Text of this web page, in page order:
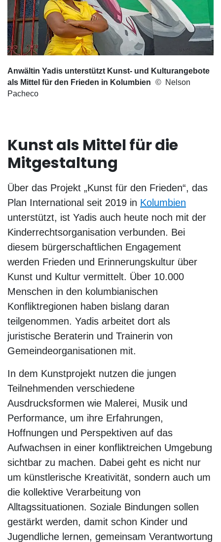
Anwältin Yadis unterstützt Kunst- und Kulturangebote
als Mittel für den Frieden in Kolumbien
Nelson
Pacheco
Kunst als Mittel für die
Mitgestaltung
Über das Projekt „Kunst für den Frieden“, das
Plan International seit 2019 in Kolumbien
unterstützt, ist Yadis auch heute noch mit der
Kinderrechtsorganisation verbunden. Bei
diesem bürgerschaftlichen Engagement
werden Frieden und Erinnerungskultur über
Kunst und Kultur vermittelt. Über 10.000
Menschen in den kolumbianischen
Konfliktregionen haben bislang daran
teilgenommen. Yadis arbeitet dort als
juristische Beraterin und Trainerin von
Gemeindeorganisationen mit.
In dem Kunstprojekt nutzen die jungen
Teilnehmenden verschiedene
Ausdrucksformen wie Malerei, Musik und
Performance, um ihre Erfahrungen,
Hoffnungen und Perspektiven auf das
Aufwachsen in einer konfliktreichen Umgebung
sichtbar zu machen. Dabei geht es nicht nur
um künstlerische Kreativität, sondern auch um
die kollektive Verarbeitung von
Alltagssituationen. Soziale Bindungen sollen
gestärkt werden, damit schon Kinder und
Jugendliche lernen, gemeinsam Verantwortung